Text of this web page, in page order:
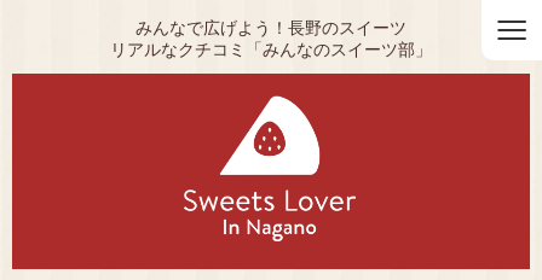
≡
みんなで広げよう！長野のスイーツ
リアルなクチコミ「みんなのスイーツ部」